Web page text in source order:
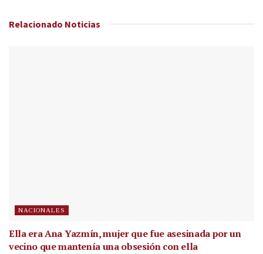
Relacionado Noticias
NACIONALES
Ella era Ana Yazmín, mujer que fue asesinada por un
vecino que mantenía una obsesión con ella